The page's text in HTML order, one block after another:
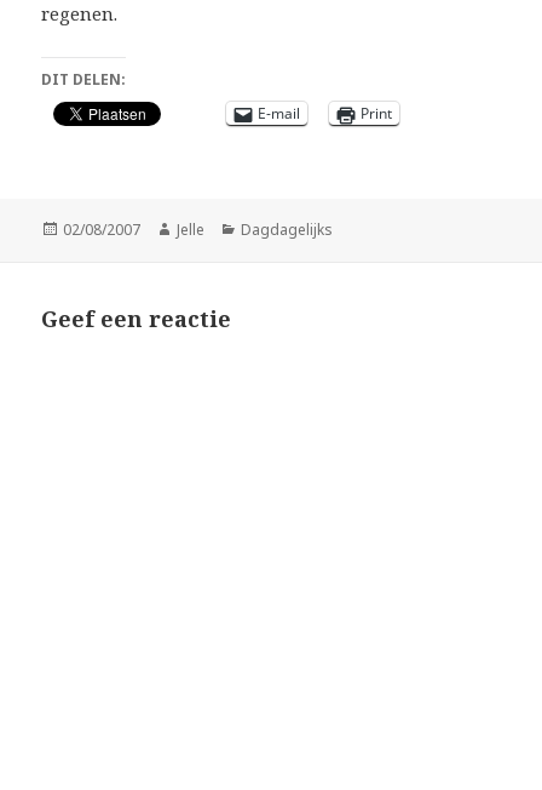
regenen.
DIT DELEN:
E-mail
Print
Geplaatst
02/08/2007 Auteur
Jelle Categorieën
Dagdagelijks
Geef een reactie